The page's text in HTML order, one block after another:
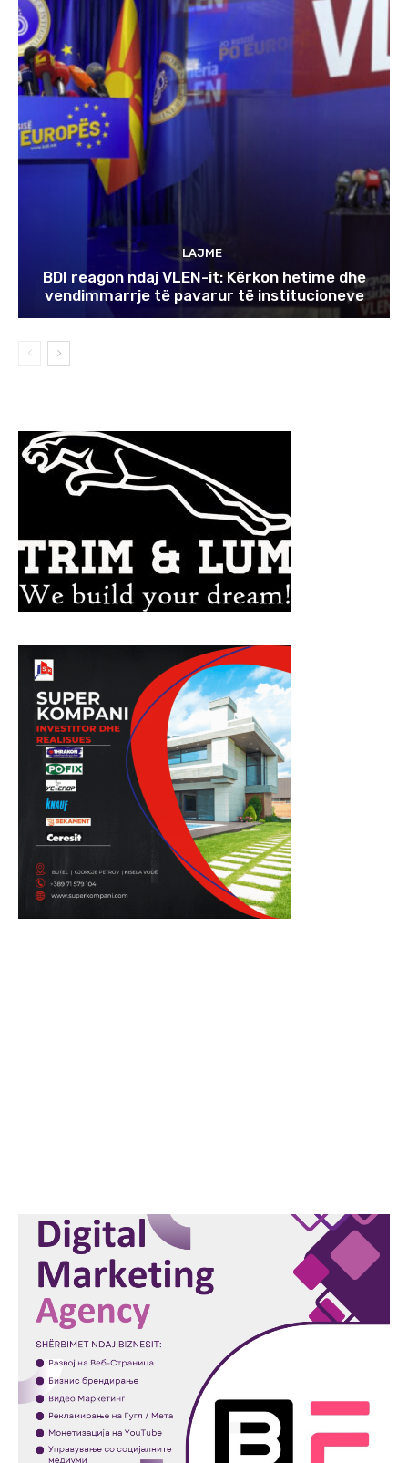
LAJME
BDI reagon ndaj VLEN-it: Kërkon hetime dhe
vendimmarrje të pavarur të institucioneve